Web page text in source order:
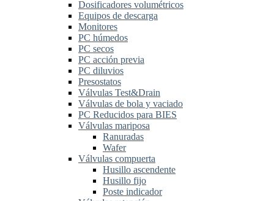
Dosificadores volumétricos
Equipos de descarga
Monitores
PC húmedos
PC secos
PC acción previa
PC diluvios
Presostatos
Válvulas Test&Drain
Válvulas de bola y vaciado
PC Reducidos para BIES
Válvulas mariposa
Ranuradas
Wafer
Válvulas compuerta
Husillo ascendente
Husillo fijo
Poste indicador